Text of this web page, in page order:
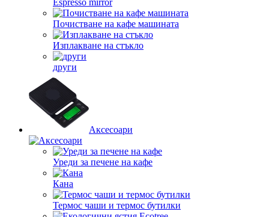
Espresso mirror
Почистване на кафе машината
Изплакване на стъкло
други
Аксесоари
Уреди за печене на кафе
Кана
Термос чаши и термос бутилки